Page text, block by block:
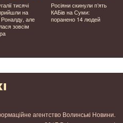
тисячі
на
Роналду, але
зовсім
Росіяни скинули п’ять
КАБів на Суми:
поранено 14 людей
агентство Волинські Новини.